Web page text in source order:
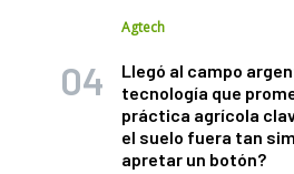
Agtech
Llegó al campo
tecnología que
práctica agrícola
el suelo fuera tan
apretar un botón?